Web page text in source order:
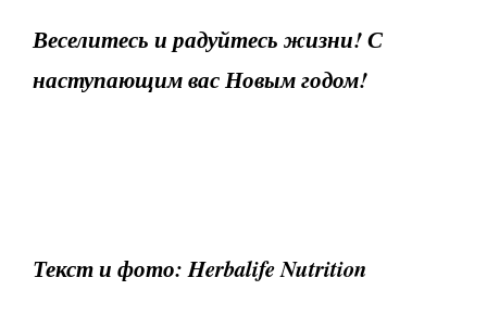
Веселитесь и радуйтесь жизни! С
наступающим вас Новым годом!
Текст и фото: Herbalife Nutrition